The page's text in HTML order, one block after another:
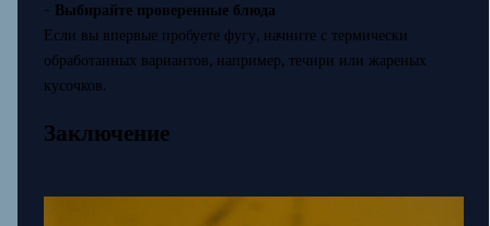
- Выбирайте проверенные блюда
Если вы впервые пробуете фугу, начните с термически
обработанных вариантов, например, течири или жареных
кусочков.
Заключение